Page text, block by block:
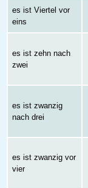
es ist Viertel vor
eins
es ist zehn nach
zwei
es ist zwanzig
nach drei
es ist zwanzig vor
vier